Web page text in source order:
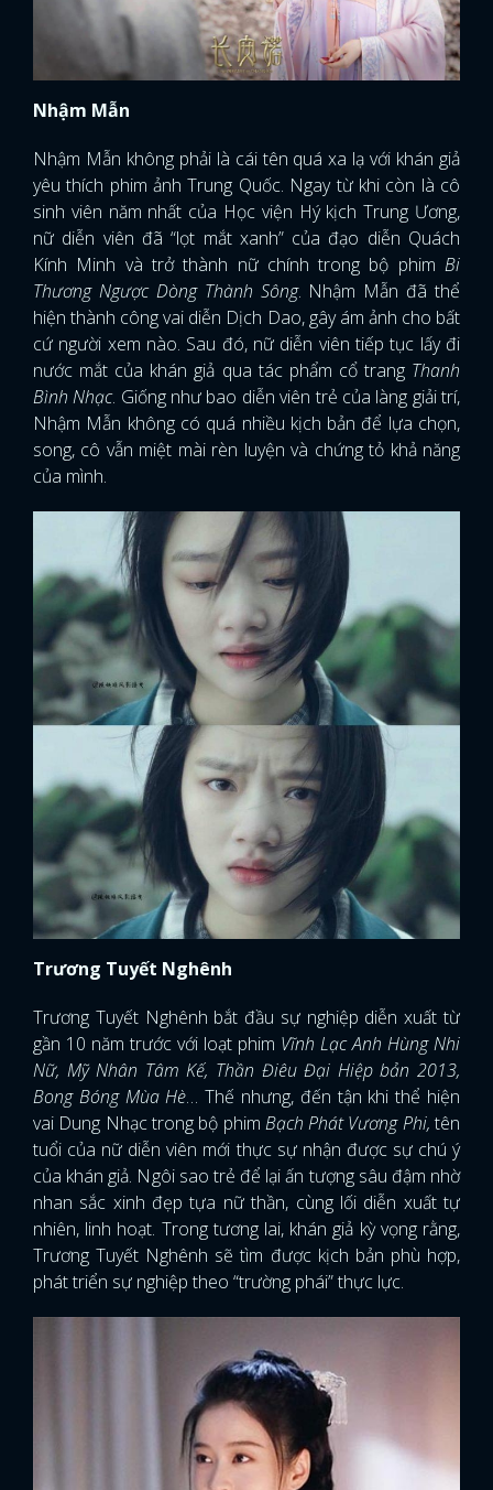
Nhậm Mẫn
Nhậm Mẫn không phải là cái tên quá xa lạ với khán giả
yêu thích phim ảnh Trung Quốc. Ngay từ khi còn là cô
sinh viên năm nhất của Học viện Hý kịch Trung Ương,
nữ diễn viên đã “lọt mắt xanh” của đạo diễn Quách
Kính Minh và trở thành nữ chính trong bộ phim Bi
Thương Ngược Dòng Thành Sông. Nhậm Mẫn đã thể
hiện thành công vai diễn Dịch Dao, gây ám ảnh cho bất
cứ người xem nào. Sau đó, nữ diễn viên tiếp tục lấy đi
nước mắt của khán giả qua tác phẩm cổ trang Thanh
Bình Nhạc. Giống như bao diễn viên trẻ của làng giải trí,
Nhậm Mẫn không có quá nhiều kịch bản để lựa chọn,
song, cô vẫn miệt mài rèn luyện và chứng tỏ khả năng
của mình.
Trương Tuyết Nghênh
Trương Tuyết Nghênh bắt đầu sự nghiệp diễn xuất từ
gần 10 năm trước với loạt phim Vĩnh Lạc Anh Hùng Nhi
Nữ, Mỹ Nhân Tâm Kế, Thần Điêu Đại Hiệp bản 2013,
Bong Bóng Mùa Hè… Thế nhưng, đến tận khi thể hiện
vai Dung Nhạc trong bộ phim Bạch Phát Vương Phi, tên
tuổi của nữ diễn viên mới thực sự nhận được sự chú ý
của khán giả. Ngôi sao trẻ để lại ấn tượng sâu đậm nhờ
nhan sắc xinh đẹp tựa nữ thần, cùng lối diễn xuất tự
nhiên, linh hoạt. Trong tương lai, khán giả kỳ vọng rằng,
Trương Tuyết Nghênh sẽ tìm được kịch bản phù hợp,
phát triển sự nghiệp theo “trường phái” thực lực.